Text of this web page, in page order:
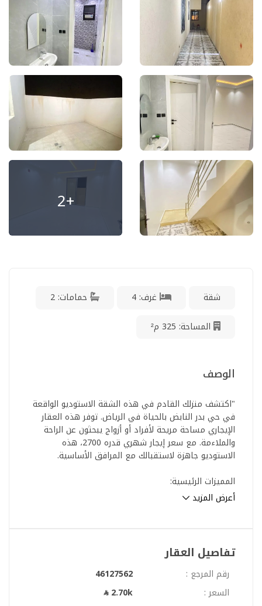
+2
شقة غرف: 4
حمامات: 2
المساحة: 325 م²
الوصف
"اكتشف منزلك القادم في هذه الشقة الاستوديو الواقعة
في حي بدر النابض بالحياة في الرياض. توفر هذه العقار
الإيجاري مساحة مريحة لأفراد أو أزواج يبحثون عن الراحة
والملاءمة. مع سعر إيجار شهري قدره 2700، هذه
الاستوديو جاهزة لاستقبالك مع المرافق الأساسية.
المميزات الرئيسية:
- **النوع**: شقة استوديو
- **الموقع**: بدر، الرياض
- **الغرف**: استوديو - مثالي للأفراد أو الأزواج
- **الحمامات**: 0 (تصميم مفتوح)
تشمل المرافق:
- **الكهرباء**: متاحة
أعرض المزيد
تفاصيل العقار
رقم المرجع :
46127562
السعر :
2.70k